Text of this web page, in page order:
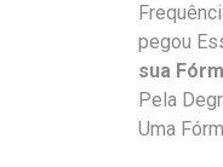
pegou
sua
Pela
Uma